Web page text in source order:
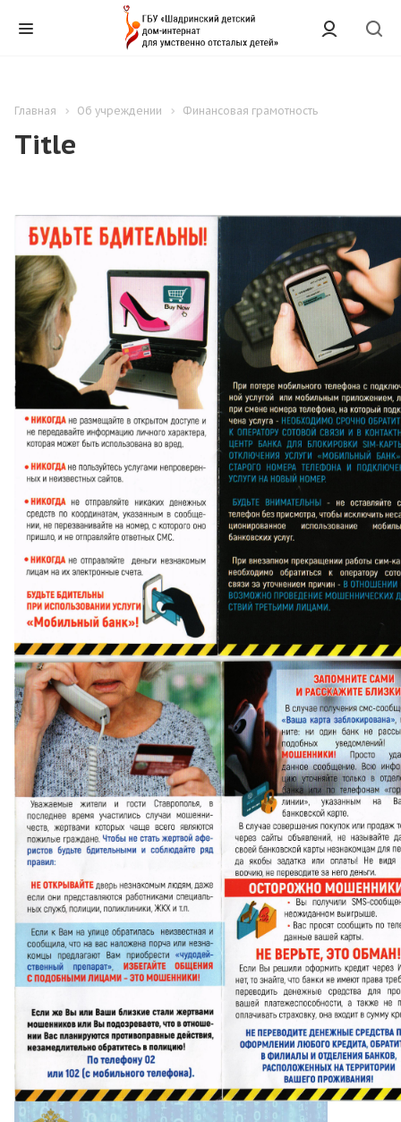
Главная Об учреждении Финансовая грамотность
Title